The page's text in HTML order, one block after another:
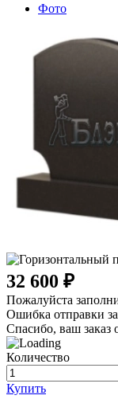
Фото
32 600 ₽
Пожалуйста
Ошибка отправки
Спасибо, ваш заказ
Количество
Купить